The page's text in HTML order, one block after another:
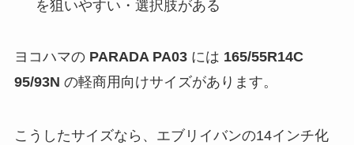
を狙いやすい・選択肢がある
ヨコハマの PARADA PA03には 165/55R14C
95/93N の軽商用向けサイズがあります。
こうしたサイズなら、エブリイバンの14インチ化